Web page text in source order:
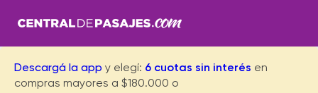
Descargá la app y elegí: 6 cuotas sin interés en
compras mayores a $180.000 o